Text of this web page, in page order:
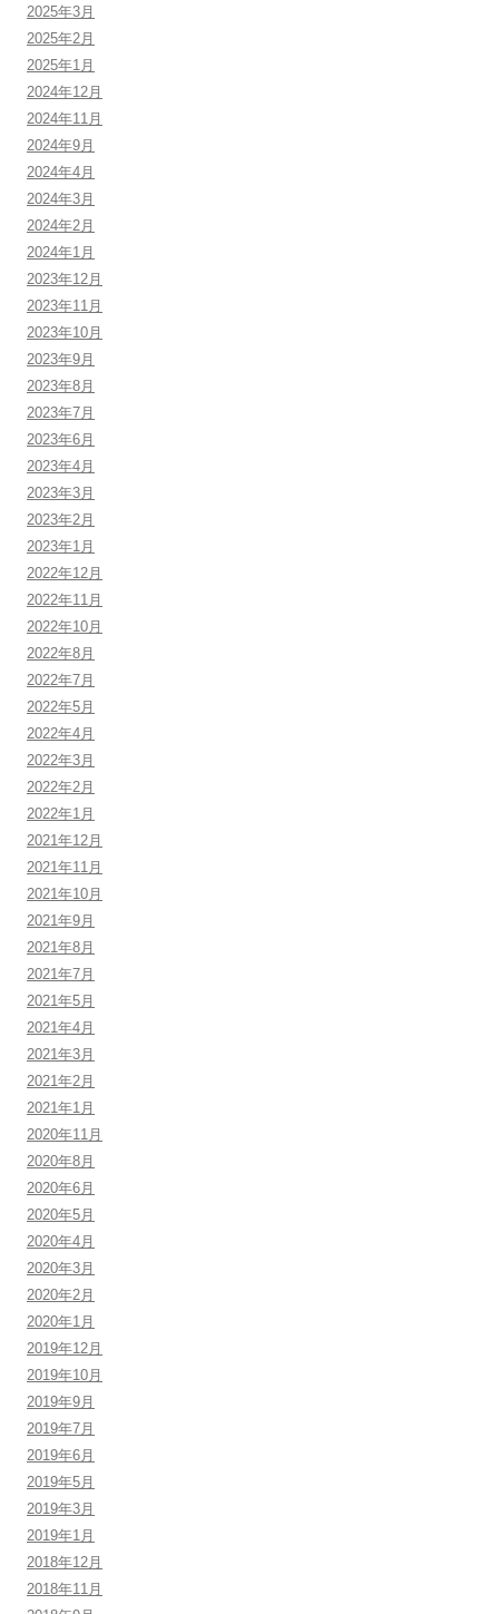
2025年3月
2025年2月
2025年1月
2024年12月
2024年11月
2024年9月
2024年4月
2024年3月
2024年2月
2024年1月
2023年12月
2023年11月
2023年10月
2023年9月
2023年8月
2023年7月
2023年6月
2023年4月
2023年3月
2023年2月
2023年1月
2022年12月
2022年11月
2022年10月
2022年8月
2022年7月
2022年5月
2022年4月
2022年3月
2022年2月
2022年1月
2021年12月
2021年11月
2021年10月
2021年9月
2021年8月
2021年7月
2021年5月
2021年4月
2021年3月
2021年2月
2021年1月
2020年11月
2020年8月
2020年6月
2020年5月
2020年4月
2020年3月
2020年2月
2020年1月
2019年12月
2019年10月
2019年9月
2019年7月
2019年6月
2019年5月
2019年3月
2019年1月
2018年12月
2018年11月